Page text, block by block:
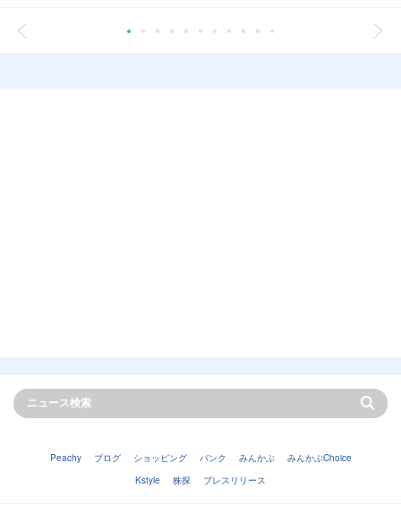
Peachy ブログ ショッピング バンク みんかぶ
みんかぶChoice
Kstyle
株探 プレスリリース